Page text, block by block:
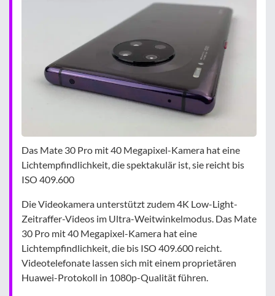
Das Mate 30 Pro mit 40 Megapixel-Kamera hat eine
Lichtempfindlichkeit, die spektakulär ist, sie reicht bis
ISO 409.600
Die Videokamera unterstützt zudem 4K Low-Light-
Zeitraffer-Videos im Ultra-Weitwinkelmodus. Das Mate
30 Pro mit 40 Megapixel-Kamera hat eine
Lichtempfindlichkeit, die bis ISO 409.600 reicht.
Videotelefonate lassen sich mit einem proprietären
Huawei-Protokoll in 1080p-Qualität führen.